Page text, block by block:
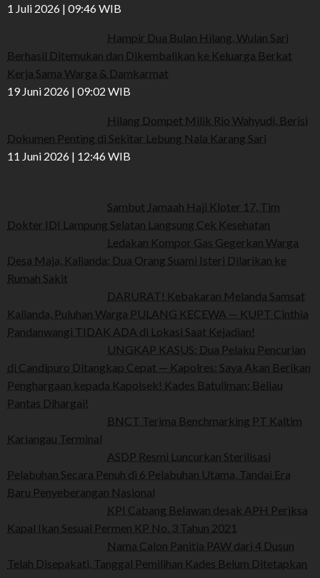
1 Juli 2026 | 09:46 WIB
Hampir Dua Bulan Hilang, Wulan Sari
Berhasil Ditemukan dan Dikembalikan ke Keluarga Berkat
Kerja Sama Warga & Damkarmat
19 Juni 2026 | 09:02 WIB
Hilang Dompet Milik Rio Wahyudi, Berisi
Dokumen Penting di Sekitar Lebung Nala Karang Sari
11 Juni 2026 | 12:46 WIB
Sambut Jamaah Haji Kloter 17, Tim
Dokter IDI Lampung Selatan Langsung Cek Kesehatan
Ledakan Kompor Gas Gegerkan Warga
Desa Maja, Kalianda: Dua Orang Suami Isteri Dilarikan ke
Rumah Sakit
DARURAT! Kebakaran Melanda Samsat
Kalianda, Puluhan Warga PULANG KECEWA — KUPT Cinthia
Pandanwangi TIDAK ADA di Lokasi Saat Kejadian!
UNGKAP KASUS: Dua Pelaku Pencurian
di Candipuro Ditangkap Cepat — Kapolres: Saya Akan Berikan
Penghargaan kepada Kapolsek! Kades Batuliman: Beliau
Pantas Dihargai!
BNCT Terima Benchmarking PT Kaltim
Kariangau Terminal
ASDP Resmi Luncurkan Sterilisasi
Pelabuhan Secara Penuh di 6 Pelabuhan Utama, Tandai Era
Baru Penyeberangan Nasional
KPI Cabang Belawan desak APH Periksa
Kapal Ikan Sesuai Permen KP No. 3 Tahun 2021
Nama Calon Panitia PAW dari 4 Dusun
Telah Disepakati, Tanggal Pemilihan Kades Belum Ditetapkan